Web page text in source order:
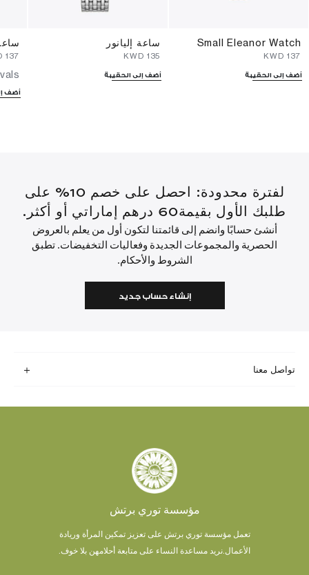
Small Eleanor Watch
أضف إلى الحقيبة
ساعة إليانور
أضف إلى الحقيبة
أضف
لفترة محدودة: احصل على خصم 10% على
طلبك الأول بقيمة60 درهم إماراتي أو أكثر.
أنشئ حسابًا وانضم إلى قائمتنا لتكون أول من يعلم بالعروض
الحصرية والمجموعات الجديدة وفعاليات التخفيضات. تطبق
الشروط والأحكام.
إنشاء حساب جديد
تواصل معنا
مؤسسة توري برتش
تعمل مؤسسة توري برتش على تعزيز تمكين المرأة وريادة
الأعمال. نريد مساعدة النساء على متابعة أحلامهن بلا خوف.